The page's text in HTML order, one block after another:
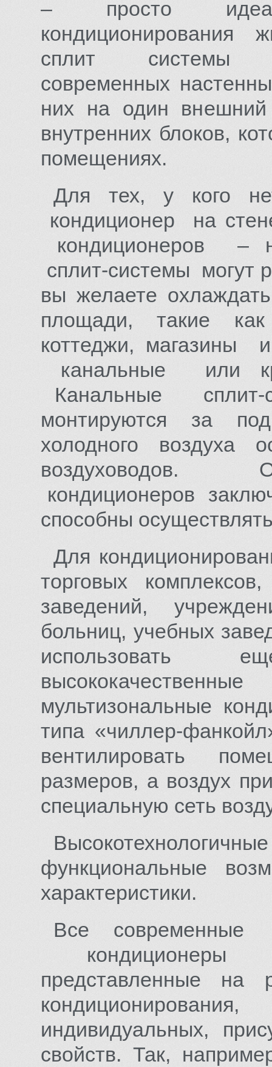
– просто
кондиционирования
сплит системы
современных
них на один внешний
внутренних блоков,
помещениях.
Для тех, у кого
кондиционер на
кондиционеров –
сплит-системы могут
вы желаете
площади, такие как
коттеджи, магазины
канальные или
Канальные сплит-
монтируются за
холодного воздуха
воздуховодов.
кондиционеров
способны
Для
торговых комплексов,
заведений,
больниц, учебных
мультизональные
типа «чиллер-
вентилировать
размеров, а воздух
специальную сеть
функциональные
характеристики.
Все
кондиционеры
представленные
индивидуальных,
свойств. Так,